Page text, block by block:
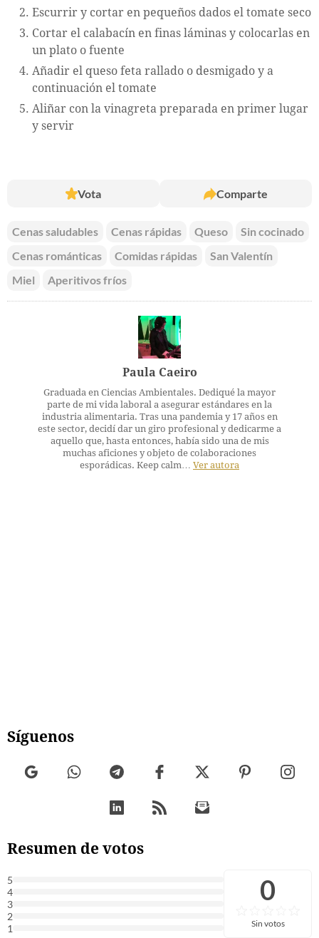
Escurrir y cortar en pequeños dados el tomate seco
Cortar el calabacín en finas láminas y colocarlas en
un plato o fuente
Añadir el queso feta rallado o desmigado y a
continuación el tomate
Aliñar con la vinagreta preparada en primer lugar
y servir
Vota Comparte
Cenas saludables Cenas rápidas Queso
Sin cocinado
Cenas románticas
Comidas rápidas
San Valentín
Miel
Aperitivos fríos
Paula Caeiro
Graduada en Ciencias Ambientales. Dediqué la mayor
parte de mi vida laboral a asegurar estándares en la
industria alimentaria. Tras una pandemia y 17 años en
este sector, decidí dar un giro profesional y dedicarme a
aquello que, hasta entonces, había sido una de mis
muchas aficiones y objeto de colaboraciones
esporádicas. Keep calm… Ver autora
Síguenos
Resumen de votos
5
4
3
2
1
0
Sin votos